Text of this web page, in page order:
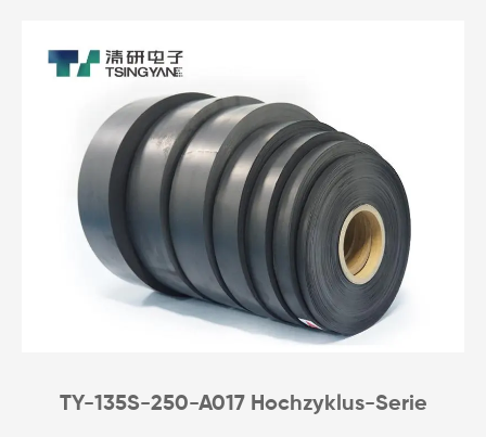
TY-135S-250-A017 Hochzyklus-Serie